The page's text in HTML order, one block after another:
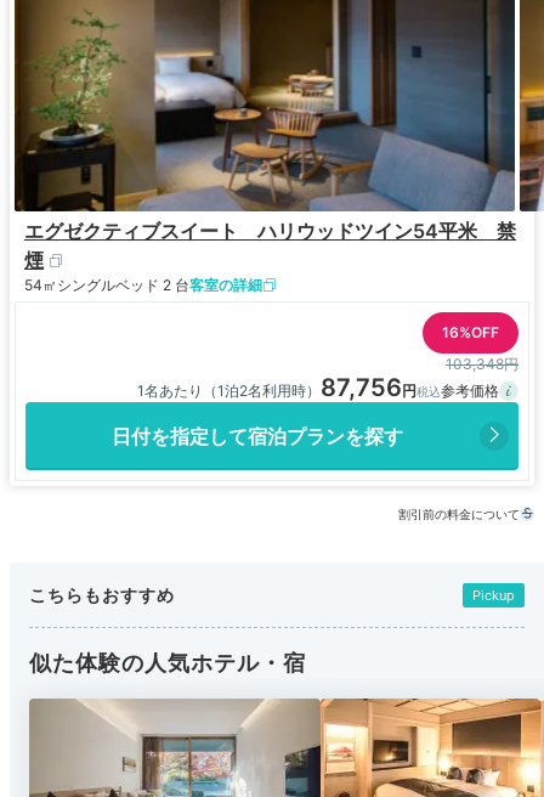
エグゼクティブスイート ハリウッドツイン54平米 禁
煙
54㎡ シングルベッド 2 台客室の詳細
16%OFF
103,348円
1名あたり（1泊2名利用時） 87,756
日付を指定して宿泊プランを探す
割引前の料金について
こちらもおすすめ Pickup
似た体験の人気ホテル・宿